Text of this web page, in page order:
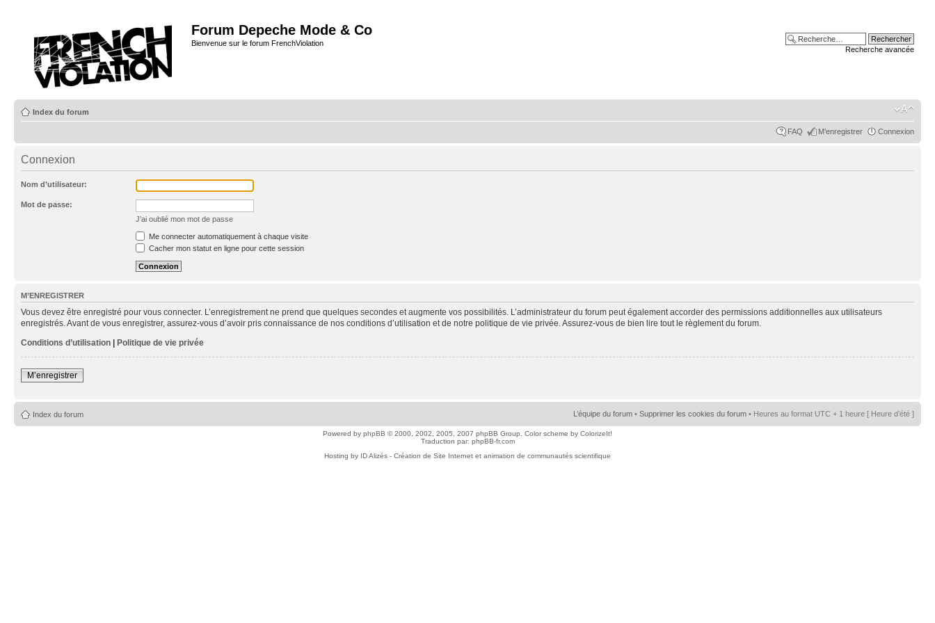
Forum Depeche Mode & Co
Bienvenue sur le forum FrenchViolation
Recherche avancée
Index du forum
FAQ M’enregistrer Connexion
Connexion
Nom d’utilisateur:
Mot de passe:
J’ai oublié mon mot de passe
Me connecter automatiquement à chaque visite
Cacher mon statut en ligne pour cette session
M’ENREGISTRER
Vous devez être enregistré pour vous connecter. L’enregistrement ne prend que quelques secondes et augmente vos possibilités. L’administrateur du forum peut également accorder des permissions additionnelles aux utilisateurs
enregistrés. Avant de vous enregistrer, assurez-vous d’avoir pris connaissance de nos conditions d’utilisation et de notre politique de vie privée. Assurez-vous de bien lire tout le règlement du forum.
Conditions d’utilisation | Politique de vie privée
M’enregistrer
Index du forum L’équipe du forum • Supprimer les cookies du forum • Heures au format UTC + 1 heure [ Heure d’été ]
Powered by phpBB © 2000, 2002, 2005, 2007 phpBB Group. Color scheme by ColorizeIt!
Traduction par: phpBB-fr.com
Hosting by ID Alizés - Création de Site Internet et animation de communautés scientifique